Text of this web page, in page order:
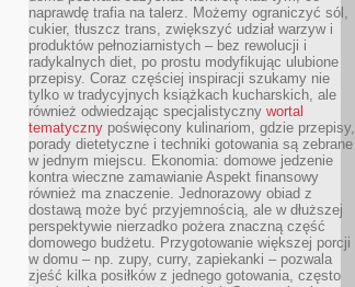
naprawdę trafia na talerz. Możemy ograniczyć sól,
cukier, tłuszcz trans, zwiększyć udział warzyw i
produktów pełnoziarnistych – bez rewolucji i
radykalnych diet, po prostu modyfikując ulubione
przepisy. Coraz częściej inspiracji szukamy nie
tylko w tradycyjnych książkach kucharskich, ale
również odwiedzając specjalistyczny wortal
tematyczny poświęcony kulinariom, gdzie przepisy,
porady dietetyczne i techniki gotowania są zebrane
w jednym miejscu. Ekonomia: domowe jedzenie
kontra wieczne zamawianie Aspekt finansowy
również ma znaczenie. Jednorazowy obiad z
dostawą może być przyjemnością, ale w dłuższej
perspektywie nierzadko pożera znaczną część
domowego budżetu. Przygotowanie większej porcji
w domu – np. zupy, curry, zapiekanki – pozwala
zjeść kilka posiłków z jednego gotowania, często